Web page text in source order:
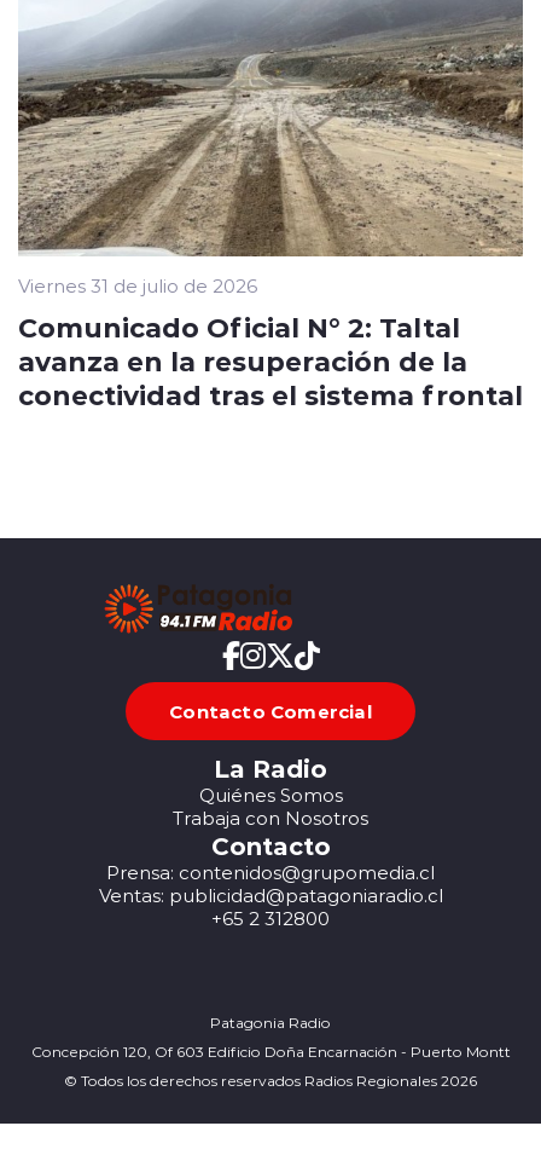
Viernes 31 de julio de 2026
Comunicado Oficial N° 2: Taltal
avanza en la resuperación de la
conectividad tras el sistema frontal
Contacto Comercial
La Radio
Quiénes Somos
Trabaja con Nosotros
Contacto
Prensa: contenidos@grupomedia.cl
Ventas: publicidad@patagoniaradio.cl
+65 2 312800
Patagonia Radio
Concepción 120, Of 603 Edificio Doña Encarnación - Puerto Montt
© Todos los derechos reservados Radios Regionales 2026